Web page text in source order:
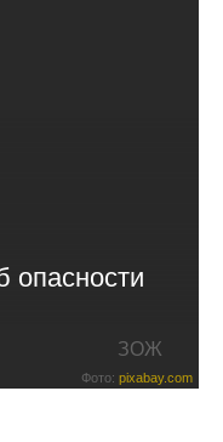
опасности
ЗОЖ
Фото: pixabay.com